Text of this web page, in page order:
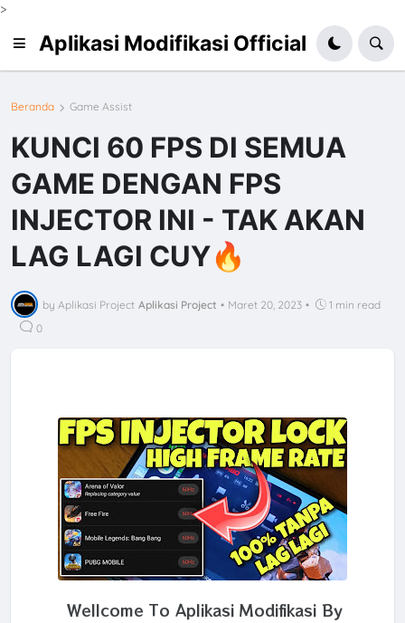
>
Aplikasi Modifikasi Official
Beranda Game Assist
KUNCI 60 FPS DI SEMUA
GAME DENGAN FPS
INJECTOR INI - TAK AKAN
LAG LAGI CUY🔥
by Aplikasi Project Aplikasi Project • Maret 20, 2023 •
1 min read
0
Wellcome To Aplikasi Modifikasi By